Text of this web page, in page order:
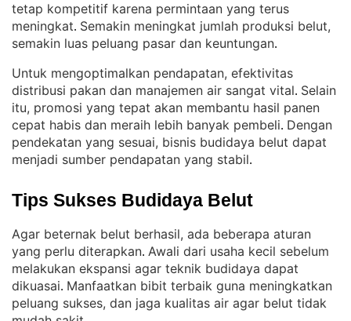
tetap kompetitif karena permintaan yang terus
meningkat. Semakin meningkat jumlah produksi belut,
semakin luas peluang pasar dan keuntungan.
Untuk mengoptimalkan pendapatan, efektivitas
distribusi pakan dan manajemen air sangat vital. Selain
itu, promosi yang tepat akan membantu hasil panen
cepat habis dan meraih lebih banyak pembeli. Dengan
pendekatan yang sesuai, bisnis budidaya belut dapat
menjadi sumber pendapatan yang stabil.
Tips Sukses Budidaya Belut
Agar beternak belut berhasil, ada beberapa aturan
yang perlu diterapkan. Awali dari usaha kecil sebelum
melakukan ekspansi agar teknik budidaya dapat
dikuasai. Manfaatkan bibit terbaik guna meningkatkan
peluang sukses, dan jaga kualitas air agar belut tidak